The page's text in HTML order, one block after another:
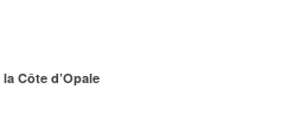
Côte d’Opale